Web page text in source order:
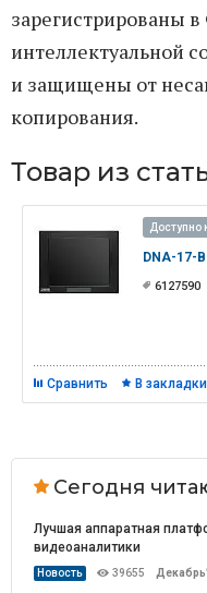
зарегистрированы
интеллектуальной
и защищены от
копирования.
Товар из
Доступно
DNA-17-
6127590
Сравнить В закладки
Сегодня
Лучшая аппаратная
видеоаналитики
Новость 39655